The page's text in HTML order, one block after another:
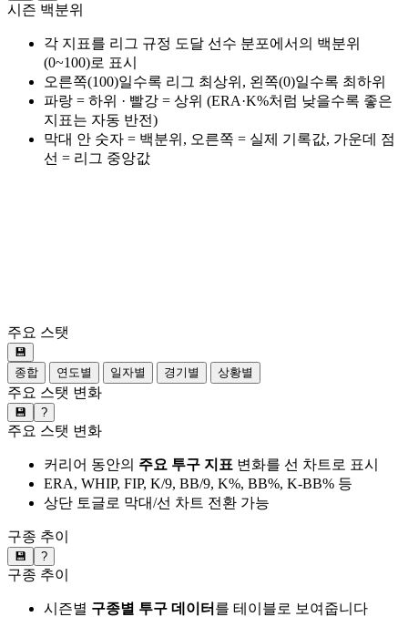
시즌 백분위
각 지표를 리그 규정 도달 선수 분포에서의 백분위
(0~100)로 표시
오른쪽(100)일수록 리그 최상위, 왼쪽(0)일수록 최하위
파랑 = 하위 · 빨강 = 상위 (ERA·K%처럼 낮을수록 좋은
지표는 자동 반전)
막대 안 숫자 = 백분위, 오른쪽 = 실제 기록값, 가운데 점
선 = 리그 중앙값
주요 스탯
💾
종합
연도별 일자별 경기별 상황별
주요 스탯 변화
💾 ?
주요 스탯 변화
커리어 동안의 주요 투구 지표 변화를 선 차트로 표시
ERA, WHIP, FIP, K/9, BB/9, K%, BB%, K-BB% 등
상단 토글로 막대/선 차트 전환 가능
구종 추이
💾 ?
구종 추이
시즌별 구종별 투구 데이터 를 테이블로 보여줍니다